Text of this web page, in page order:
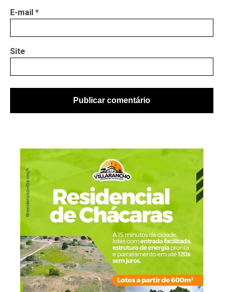
E-mail *
Site